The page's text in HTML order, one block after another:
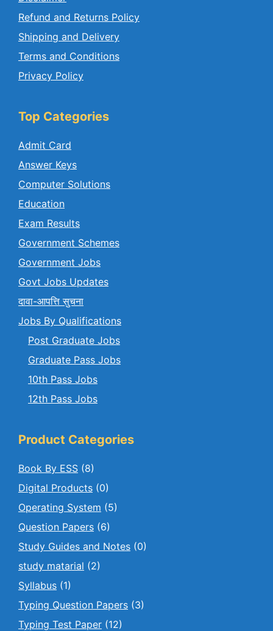
Refund and Returns Policy
Shipping and Delivery
Terms and Conditions
Privacy Policy
Top Categories
Admit Card
Answer Keys
Computer Solutions
Education
Exam Results
Government Schemes
Government Jobs
Govt Jobs Updates
दावा-आपत्ति सुचना
Jobs By Qualifications
Post Graduate Jobs
Graduate Pass Jobs
10th Pass Jobs
12th Pass Jobs
Product Categories
Book By ESS (8)
Digital Products (0)
Operating System (5)
Question Papers (6)
Study Guides and Notes (0)
study matarial (2)
Syllabus (1)
Typing Question Papers (3)
Typing Test Paper (12)